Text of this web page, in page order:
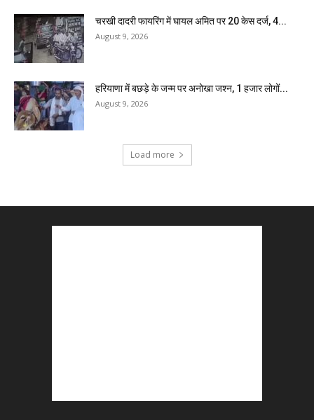
चरखी दादरी फायरिंग में घायल अमित पर 20 केस दर्ज, 4...
August 9, 2026
हरियाणा में बछड़े के जन्म पर अनोखा जश्न, 1 हजार लोगों...
August 9, 2026
Load more